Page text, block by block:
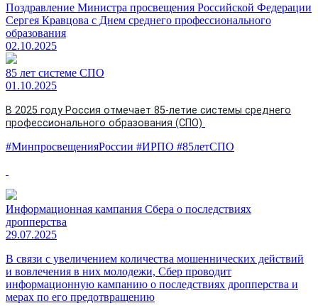
Поздравление Министра просвещения Российской Федерации
Сергея Кравцова с Днем среднего профессионального
образования
02.10.2025
85 лет системе СПО
01.10.2025
В 2025 году Россия отмечает 85-летие системы среднего
профессионального образования (СПО)
#МинпросвещенияРоссии #ИРПО #85летСПО
Информационная кампания Сбера о последствиях
дропперства
29.07.2025
В связи с увеличением количества мошеннических действий
и вовлечения в них молодежи, Сбер проводит
информационную кампанию о последствиях дропперства и
мерах по его предотвращению